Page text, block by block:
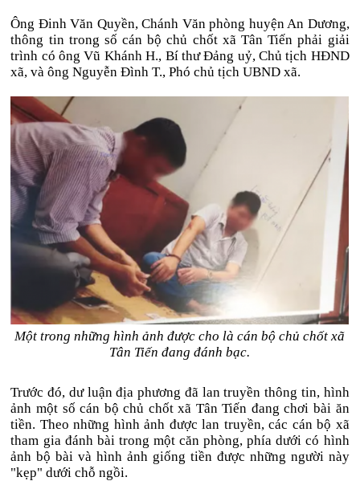
Ông Đinh Văn Quyền, Chánh Văn phòng huyện An Dương,
thông tin trong số cán bộ chủ chốt xã Tân Tiến phải giải
trình có ông Vũ Khánh H., Bí thư Đảng uỷ, Chủ tịch HĐND
xã, và ông Nguyễn Đình T., Phó chủ tịch UBND xã.
Một trong những hình ảnh được cho là cán bộ chủ chốt xã
Tân Tiến đang đánh bạc.
Trước đó, dư luận địa phương đã lan truyền thông tin, hình
ảnh một số cán bộ chủ chốt xã Tân Tiến đang chơi bài ăn
tiền. Theo những hình ảnh được lan truyền, các cán bộ xã
tham gia đánh bài trong một căn phòng, phía dưới có hình
ảnh bộ bài và hình ảnh giống tiền được những người này
"kẹp" dưới chỗ ngồi.